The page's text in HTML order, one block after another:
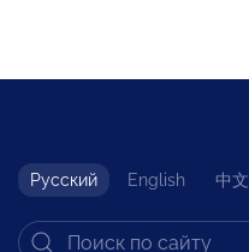
Русский English 中文